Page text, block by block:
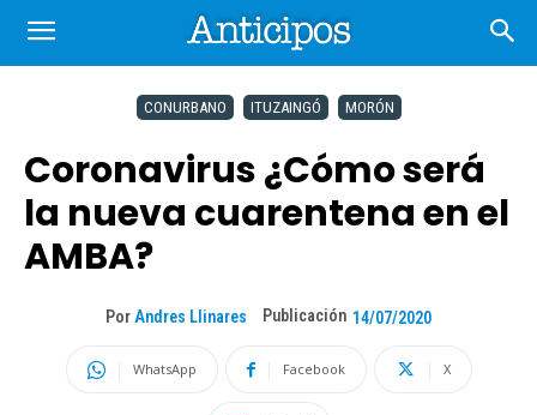
CONURBANO ITUZAINGÓ MORÓN
Coronavirus ¿Cómo será
la nueva cuarentena en el
AMBA?
Por Andres Llinares Publicación 14/07/2020
WhatsApp Facebook X